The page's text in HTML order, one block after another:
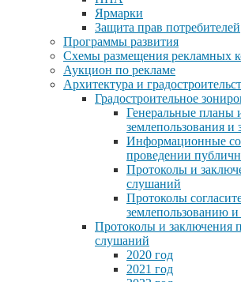
Ярмарки
Защита прав потребителей
Программы развития
Схемы размещения рекламных
Аукцион по рекламе
Архитектура и
Градостроительное
Генеральные планы
землепользования и
Информационные
проведении
Протоколы и
слушаний
Протоколы
землепользованию и
Протоколы и заключения
слушаний
2020 год
2021 год